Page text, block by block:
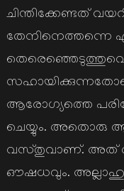
ചിന്തിക്കേണ്ടത്
തേനിനെത്തന്നെ
ആരോഗ്യത്തെ
ചെയ്യും. അതൊരു
വസ്തുവാണ്. അത്
ഔഷധവും. അല്ലാഹു